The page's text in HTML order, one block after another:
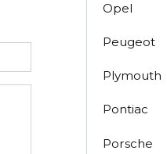
Opel
Peugeot
Plymouth
Pontiac
Porsche